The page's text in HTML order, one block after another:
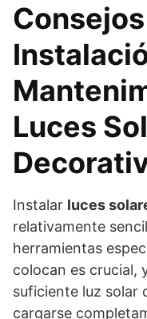
Luces
Instalar luces
relativamente
herramientas
colocan es crucial,
suficiente luz solar
cargarse